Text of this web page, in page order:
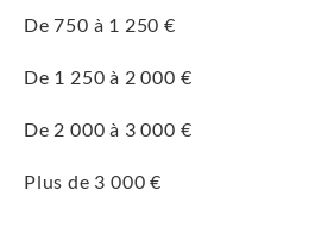
De 750 à 1 250 €
De 1 250 à 2 000 €
De 2 000 à 3 000 €
Plus de 3 000 €